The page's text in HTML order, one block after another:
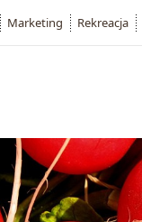
Marketing Rekreacja